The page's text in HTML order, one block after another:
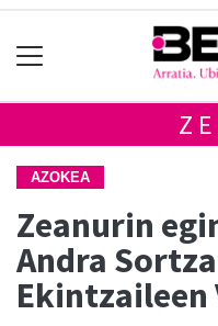
AZOKEA
Zeanurin
Andra
Ekintzaileen